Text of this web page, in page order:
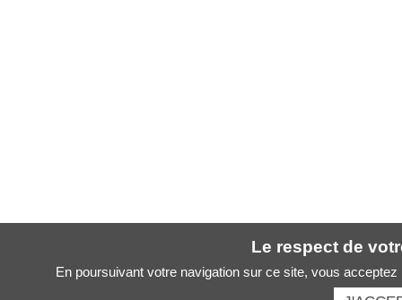
Le respect de
En poursuivant votre navigation sur ce site, vous